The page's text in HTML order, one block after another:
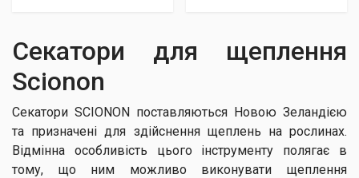
Секатори для щеплення
Scionon
Секатори SCIONON поставляються Новою Зеландією
та призначені для здійснення щеплень на рослинах.
Відмінна особливість цього інструменту полягає в
тому, що ним можливо виконувати щеплення